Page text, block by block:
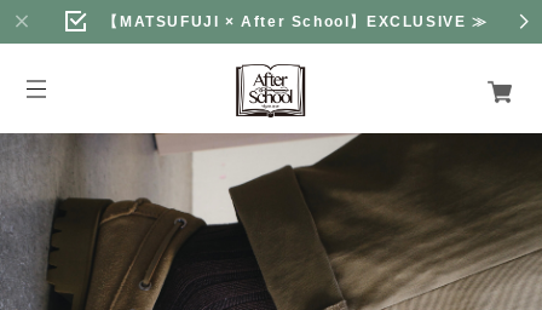
【MATSUFUJI × After School】EXCLUSIVE ≫